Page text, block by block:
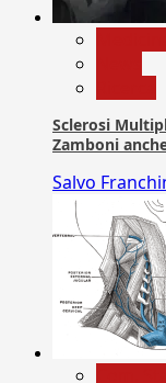
Sclerosi
Zamboni
Salvo